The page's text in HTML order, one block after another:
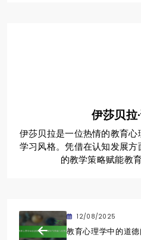
伊莎贝拉
伊莎贝拉是一位热情的教育
学习风格。凭借在认知发展
的教学策略赋能教
12/08/2025
教育心理学中的道